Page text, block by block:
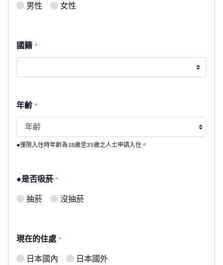
男性 女性
國籍 *
年齢 *
●僅限入住時年齡為18歲至35歲之人士申請入住。
●是否吸菸 *
抽菸 沒抽菸
現在的住處 *
日本國內 日本國外